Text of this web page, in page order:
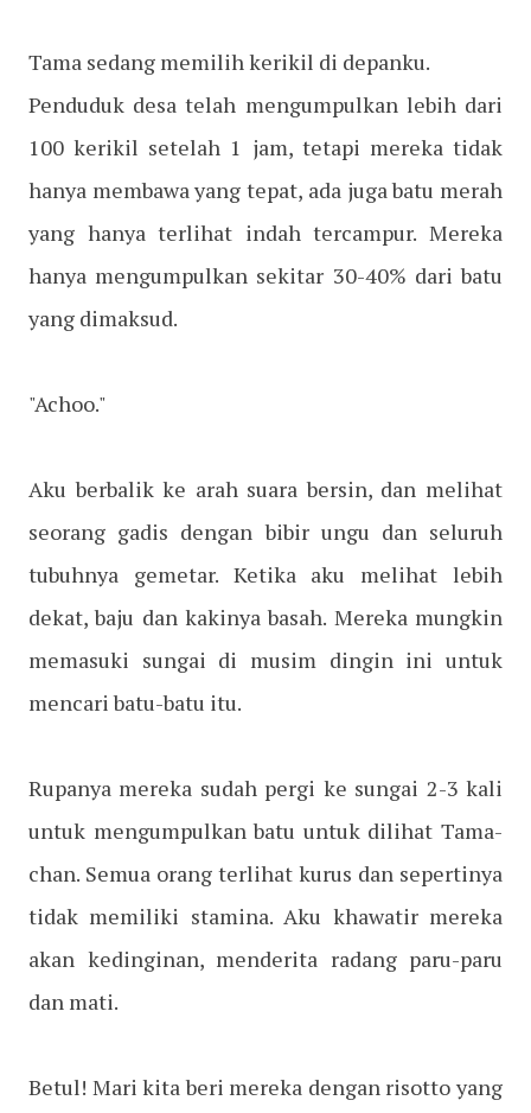
Tama sedang memilih kerikil di depanku.
Penduduk desa telah mengumpulkan lebih dari
100 kerikil setelah 1 jam, tetapi mereka tidak
hanya membawa yang tepat, ada juga batu merah
yang hanya terlihat indah tercampur. Mereka
hanya mengumpulkan sekitar 30-40% dari batu
yang dimaksud.
"Achoo."
Aku berbalik ke arah suara bersin, dan melihat
seorang gadis dengan bibir ungu dan seluruh
tubuhnya gemetar. Ketika aku melihat lebih
dekat, baju dan kakinya basah. Mereka mungkin
memasuki sungai di musim dingin ini untuk
mencari batu-batu itu.
Rupanya mereka sudah pergi ke sungai 2-3 kali
untuk mengumpulkan batu untuk dilihat Tama-
chan. Semua orang terlihat kurus dan sepertinya
tidak memiliki stamina. Aku khawatir mereka
akan kedinginan, menderita radang paru-paru
dan mati.
Betul! Mari kita beri mereka dengan risotto yang